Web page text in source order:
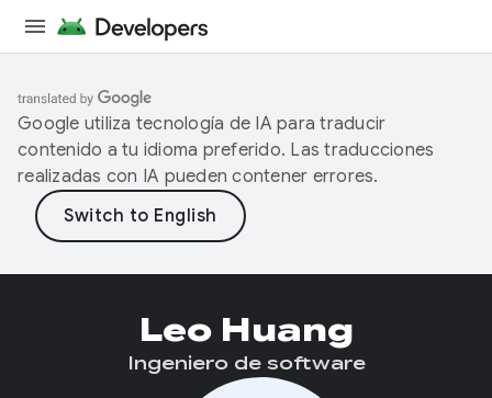
Google utiliza tecnología de IA para traducir
contenido a tu idioma preferido. Las traducciones
realizadas con IA pueden contener errores.
Leo Huang
Ingeniero de software